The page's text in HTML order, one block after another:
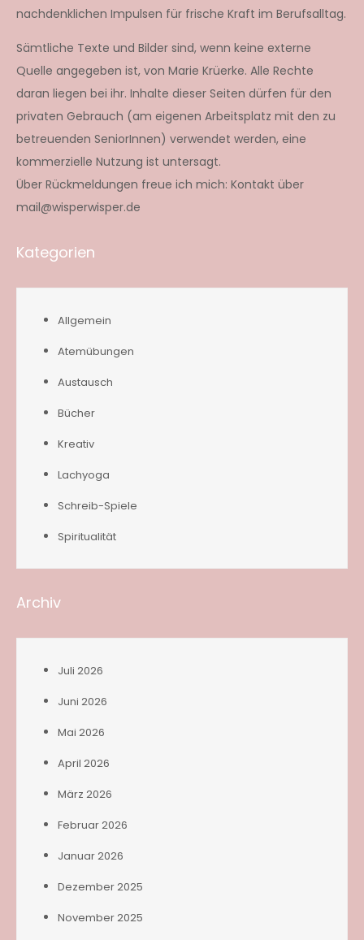
nachdenklichen Impulsen für frische Kraft im Berufsalltag.
Sämtliche Texte und Bilder sind, wenn keine externe
Quelle angegeben ist, von Marie Krüerke. Alle Rechte
daran liegen bei ihr. Inhalte dieser Seiten dürfen für den
privaten Gebrauch (am eigenen Arbeitsplatz mit den zu
betreuenden SeniorInnen) verwendet werden, eine
kommerzielle Nutzung ist untersagt.
Über Rückmeldungen freue ich mich: Kontakt über
mail@wisperwisper.de
Kategorien
Allgemein
Atemübungen
Austausch
Bücher
Kreativ
Lachyoga
Schreib-Spiele
Spiritualität
Archiv
Juli 2026
Juni 2026
Mai 2026
April 2026
März 2026
Februar 2026
Januar 2026
Dezember 2025
November 2025